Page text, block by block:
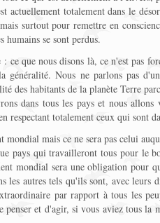
actuellement totalement dans le
surtout pour remettre en
humains se sont perdus.
ce que nous disons là, ce n'est pas
généralité. Nous ne parlons pas
des habitants de la planète Terre
dans tous les pays et nous
respectant totalement ceux qui sont
mais ce ne sera pas celui
pays qui travailleront tous pour le
mondial sera une obligation pour
les autres tels qu'ils sont, avec leurs
par rapport à tous les
penser et d'agir, si vous aviez tous